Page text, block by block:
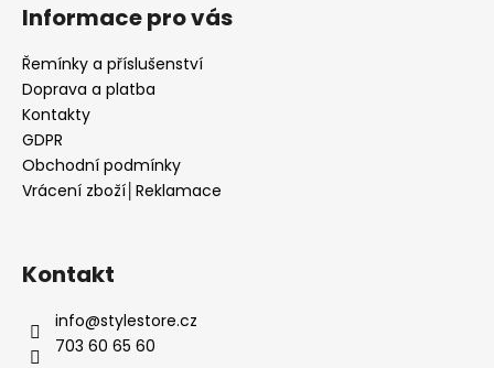
Informace pro vás
Řemínky a příslušenství
Doprava a platba
Kontakty
GDPR
Obchodní podmínky
Vrácení zboží│Reklamace
Kontakt
info@stylestore.cz
703 60 65 60